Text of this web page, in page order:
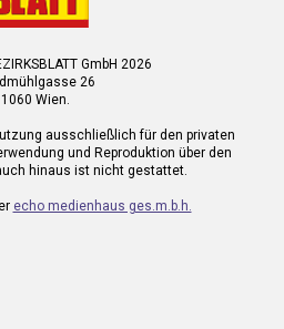
GmbH 2026
26
1060 Wien.
ausschließlich für den privaten
und Reproduktion über den
hinaus ist nicht gestattet.
echo medienhaus ges.m.b.h.